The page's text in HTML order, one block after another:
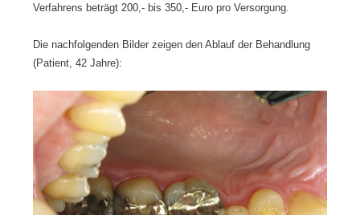
Verfahrens beträgt 200,- bis 350,- Euro pro Versorgung.
Die nachfolgenden Bilder zeigen den Ablauf der Behandlung
(Patient, 42 Jahre):